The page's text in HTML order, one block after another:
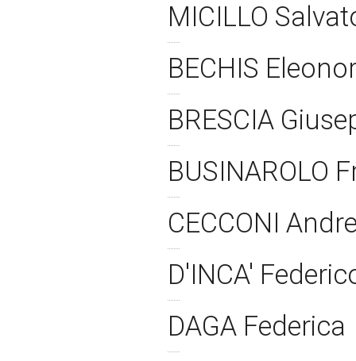
MICILLO
BECHIS
BRESCIA
BUSINAROLO
CECCONI
D'INCA'
DAGA Federica